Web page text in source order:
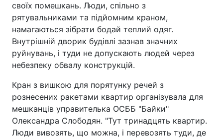
своїх помешкань. Люди, спільно з
рятувальниками та підйомним краном,
намагаються зібрати бодай теплий одяг.
Внутрішній дворик будівлі зазнав значних
руйнувань, і туди не допускають людей через
небезпеку обвалу конструкцій.
Кран з вишкою для порятунку речей з
рознесених ракетами квартир організувала для
мешканців управителька ОСББ "Байки"
Олександра Слободян. "Тут тринадцять квартир.
Люди вивозять, що можна, і перевозять туди, де